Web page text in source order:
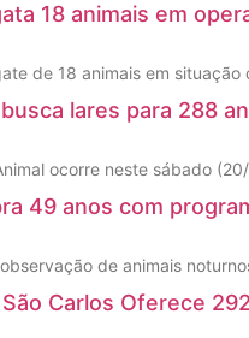
18 animais em
de 18 animais em
lares para 288
ocorre neste sábado
49 anos com
de animais
Carlos Oferece